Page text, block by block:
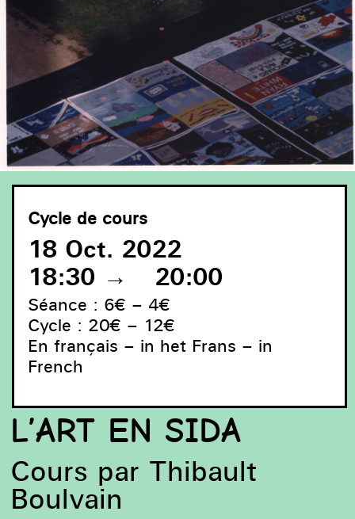
Cycle de cours
18 Oct. 2022
18:30 → 20:00
Séance : 6€ – 4€
Cycle : 20€ – 12€
En français – in het Frans – in
French
L’ART EN SIDA
Cours par Thibault
Boulvain